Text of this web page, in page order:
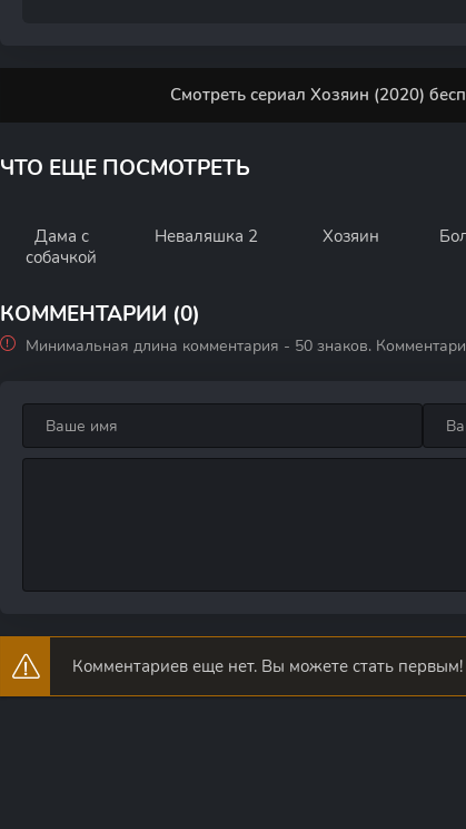
Смотреть сериал Хозяин (2020)
ЧТО ЕЩЕ ПОСМОТРЕТЬ
Дама с
собачкой
Неваляшка 2 Хозяин
КОММЕНТАРИИ (0)
Минимальная длина комментария - 50 знаков.
Комментариев еще нет. Вы можете стать первым!